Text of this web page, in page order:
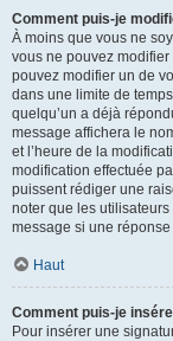
Comment puis-je
À moins que vous ne
vous ne pouvez
pouvez modifier un de
dans une limite de
quelqu’un a déjà
message affichera le
et l’heure de la
modification effectuée
puissent rédiger une
noter que les
message si une
Haut
Comment puis-je
Pour insérer une